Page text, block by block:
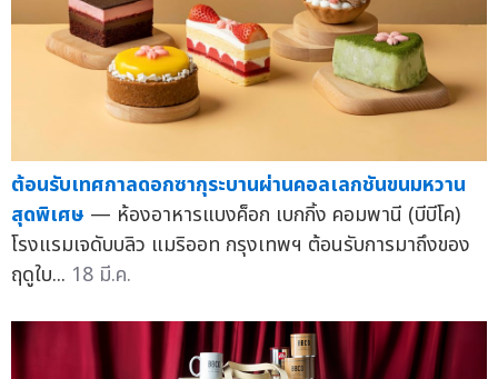
ต้อนรับเทศกาลดอกซากุระบานผ่านคอลเลกชันขนมหวาน
สุดพิเศษ — ห้องอาหารแบงค็อก เบกกิ้ง คอมพานี (บีบีโค)
โรงแรมเจดับบลิว แมริออท กรุงเทพฯ ต้อนรับการมาถึงของ
ฤดูใบ... 18 มี.ค.